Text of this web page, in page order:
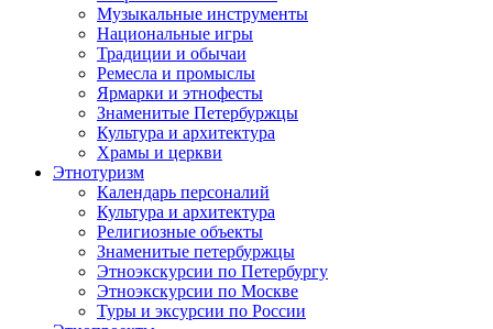
Музыкальные инструменты
Национальные игры
Традиции и обычаи
Ремесла и промыслы
Ярмарки и этнофесты
Знаменитые Петербуржцы
Культура и архитектура
Храмы и церкви
Этнотуризм
Календарь персоналий
Культура и архитектура
Религиозные объекты
Знаменитые петербуржцы
Этноэкскурсии по Петербургу
Этноэкскурсии по Москве
Туры и эксурсии по России